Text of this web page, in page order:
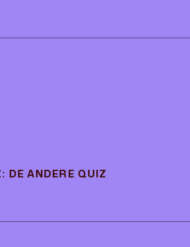
DE ANDERE QUIZ
DE ANDERE QUIZ